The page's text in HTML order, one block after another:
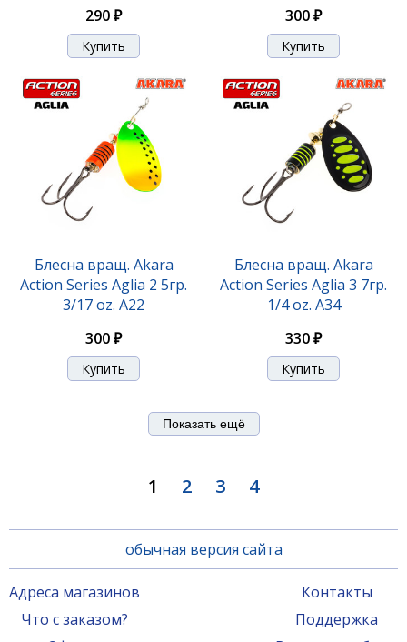
290 ₽
300 ₽
Блесна вращ. Akara
Action Series Aglia 2 5гр.
3/17 oz. A22
300 ₽
Блесна вращ. Akara
Action Series Aglia 3 7гр.
1/4 oz. A34
330 ₽
Показать ещё
1 2 3 4
обычная версия сайта
Адреса магазинов
Что с заказом?
Контакты
Поддержка